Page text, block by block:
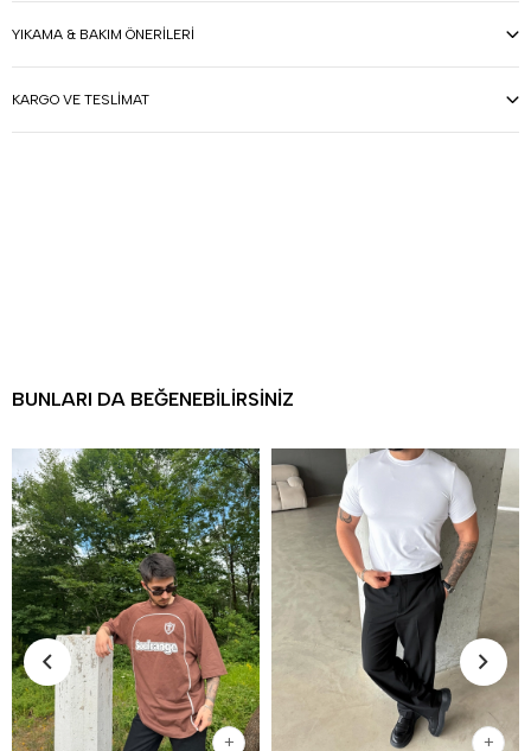
YIKAMA & BAKIM ÖNERILERI
KARGO VE TESLIMAT
BUNLARI DA BEĞENEBILIRSINIZ